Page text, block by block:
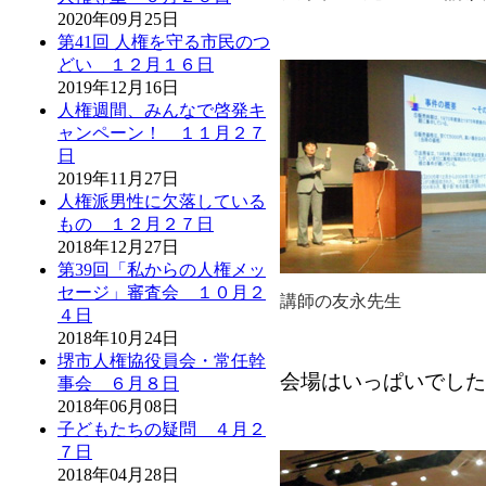
2020年09月25日
第41回 人権を守る市民のつ
どい １２月１６日
2019年12月16日
人権週間、みんなで啓発キ
ャンペーン！ １１月２７
日
2019年11月27日
人権派男性に欠落している
もの １２月２７日
2018年12月27日
第39回「私からの人権メッ
セージ」審査会 １０月２
４日
2018年10月24日
堺市人権協役員会・常任幹
事会 ６月８日
2018年06月08日
子どもたちの疑問 ４月２
７日
2018年04月28日
講師の友永先生
会場はいっぱいでし